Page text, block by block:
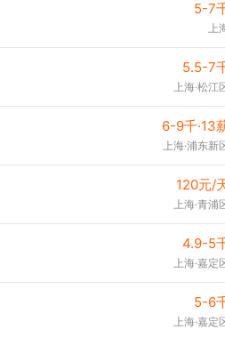
5-7
上
5.5-7
上海·松江
6-9千·13
上海·浦东新
120元/
上海·青浦
4.9-5
上海·嘉定
5-6
上海·嘉定